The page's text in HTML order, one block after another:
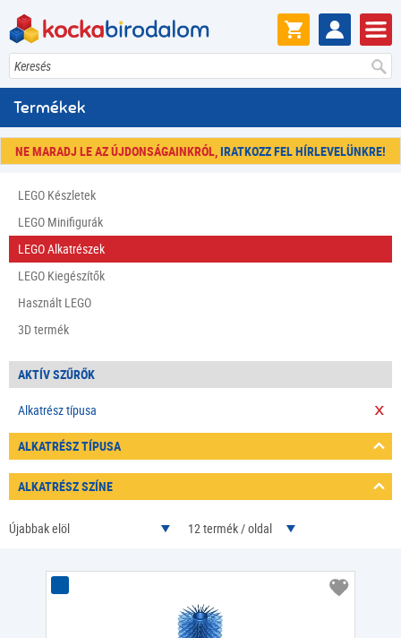
Keresés
Termékek
NE MARADJ LE AZ ÚJDONSÁGAINKRÓL, IRATKOZZ FEL HÍRLEVELÜNKRE!
LEGO Készletek
LEGO Minifigurák
LEGO Alkatrészek
LEGO Kiegészítők
Használt LEGO
3D termék
AKTÍV SZŰRŐK
Alkatrész típusa
ALKATRÉSZ TÍPUSA
ALKATRÉSZ SZÍNE
Újabbak elöl 12 termék / oldal